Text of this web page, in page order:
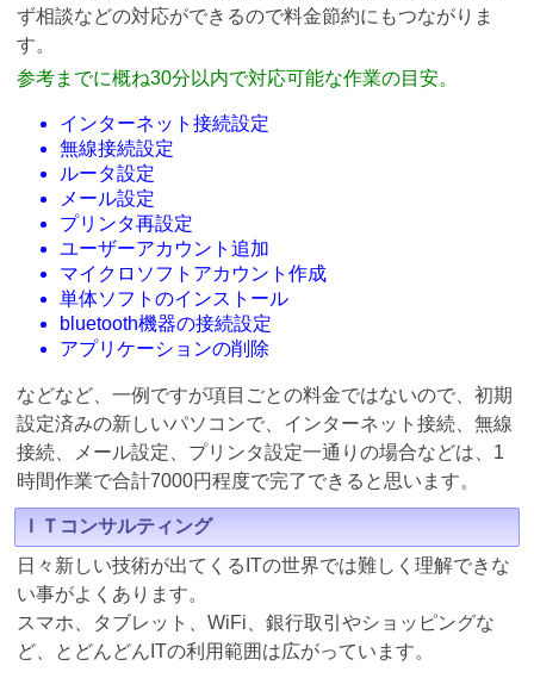
ず相談などの対応ができるので料金節約にもつながりま
す。
参考までに概ね30分以内で対応可能な作業の目安。
インターネット接続設定
無線接続設定
ルータ設定
メール設定
プリンタ再設定
ユーザーアカウント追加
マイクロソフトアカウント作成
単体ソフトのインストール
bluetooth機器の接続設定
アプリケーションの削除
などなど、一例ですが項目ごとの料金ではないので、初期
設定済みの新しいパソコンで、インターネット接続、無線
接続、メール設定、プリンタ設定一通りの場合などは、1
時間作業で合計7000円程度で完了できると思います。
ＩＴコンサルティング
日々新しい技術が出てくるITの世界では難しく理解できな
い事がよくあります。
スマホ、タブレット、WiFi、銀行取引やショッピングな
ど、とどんどんITの利用範囲は広がっています。